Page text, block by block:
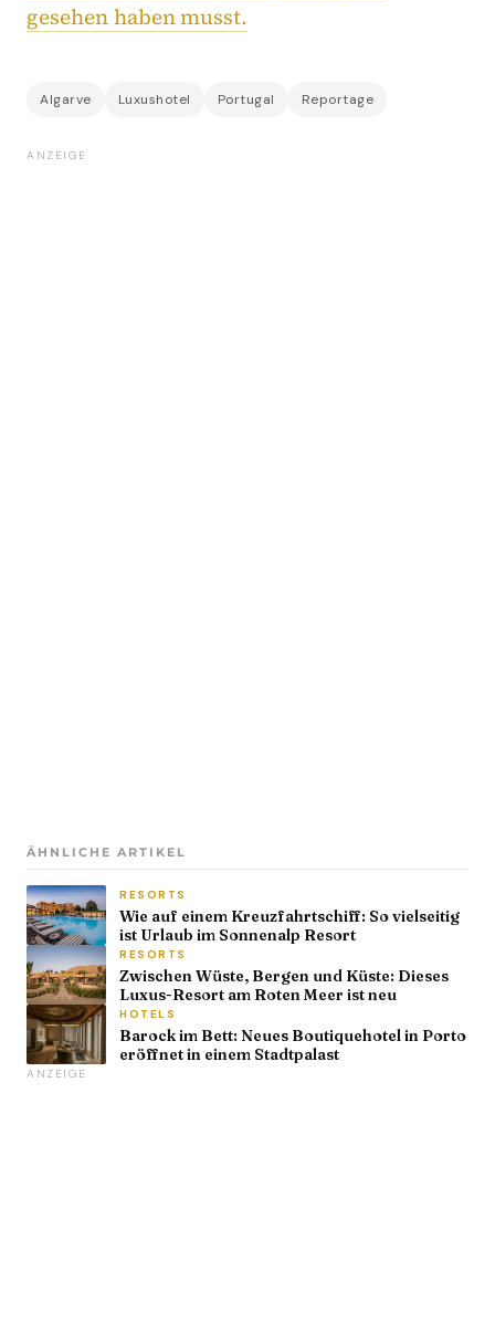
gesehen haben musst.
Algarve Luxushotel Portugal Reportage
ANZEIGE
ÄHNLICHE ARTIKEL
RESORTS
Wie auf einem Kreuzfahrtschiff: So vielseitig
ist Urlaub im Sonnenalp Resort
RESORTS
Zwischen Wüste, Bergen und Küste: Dieses
Luxus-Resort am Roten Meer ist neu
HOTELS
Barock im Bett: Neues Boutiquehotel in Porto
eröffnet in einem Stadtpalast
ANZEIGE